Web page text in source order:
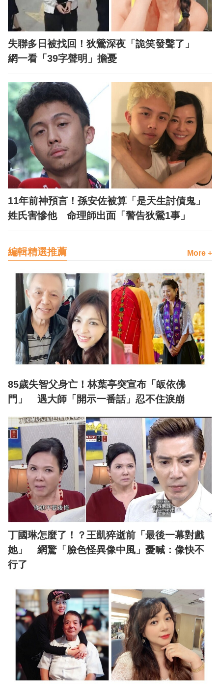
失聯多日被找回！狄鶯深夜「詭笑發聲了」
網一看「39字聲明」擔憂
11年前神預言！孫安佐被算「是天生討債鬼」
姓氏害慘他 命理師出面「警告狄鶯1事」
編輯精選推薦 More +
85歲失智父身亡！林葉亭突宣布「皈依佛
門」 遇大師「開示一番話」忍不住淚崩
丁國琳怎麼了！？王凱猝逝前「最後一幕對戲
她」 網驚「臉色怪異像中風」憂喊：像快不
行了